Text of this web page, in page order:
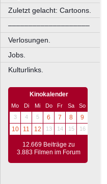
Zuletzt gelacht: Cartoons.
––––––––––––––––––––
Verlosungen.
Jobs.
Kulturlinks.
Kinokalender
Mo Di Mi Do Fr Sa
So
3
4 5 6 7 8
9
10
11 12 13 14 15 16
12.669 Beiträge zu
3.883 Filmen im Forum